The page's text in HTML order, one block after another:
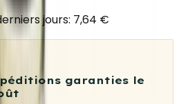
jours: 7,64 €
garanties le